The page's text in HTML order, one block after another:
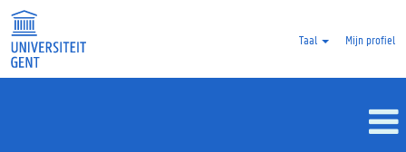
Taal Mijn profiel